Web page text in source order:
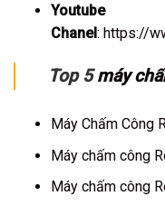
Youtube
Chanel: https://
Top 5máy
Máy Chấm Công
Máy chấm công
Máy chấm công